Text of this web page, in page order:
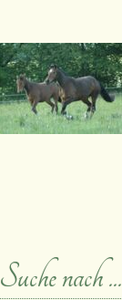
Suche nach ...